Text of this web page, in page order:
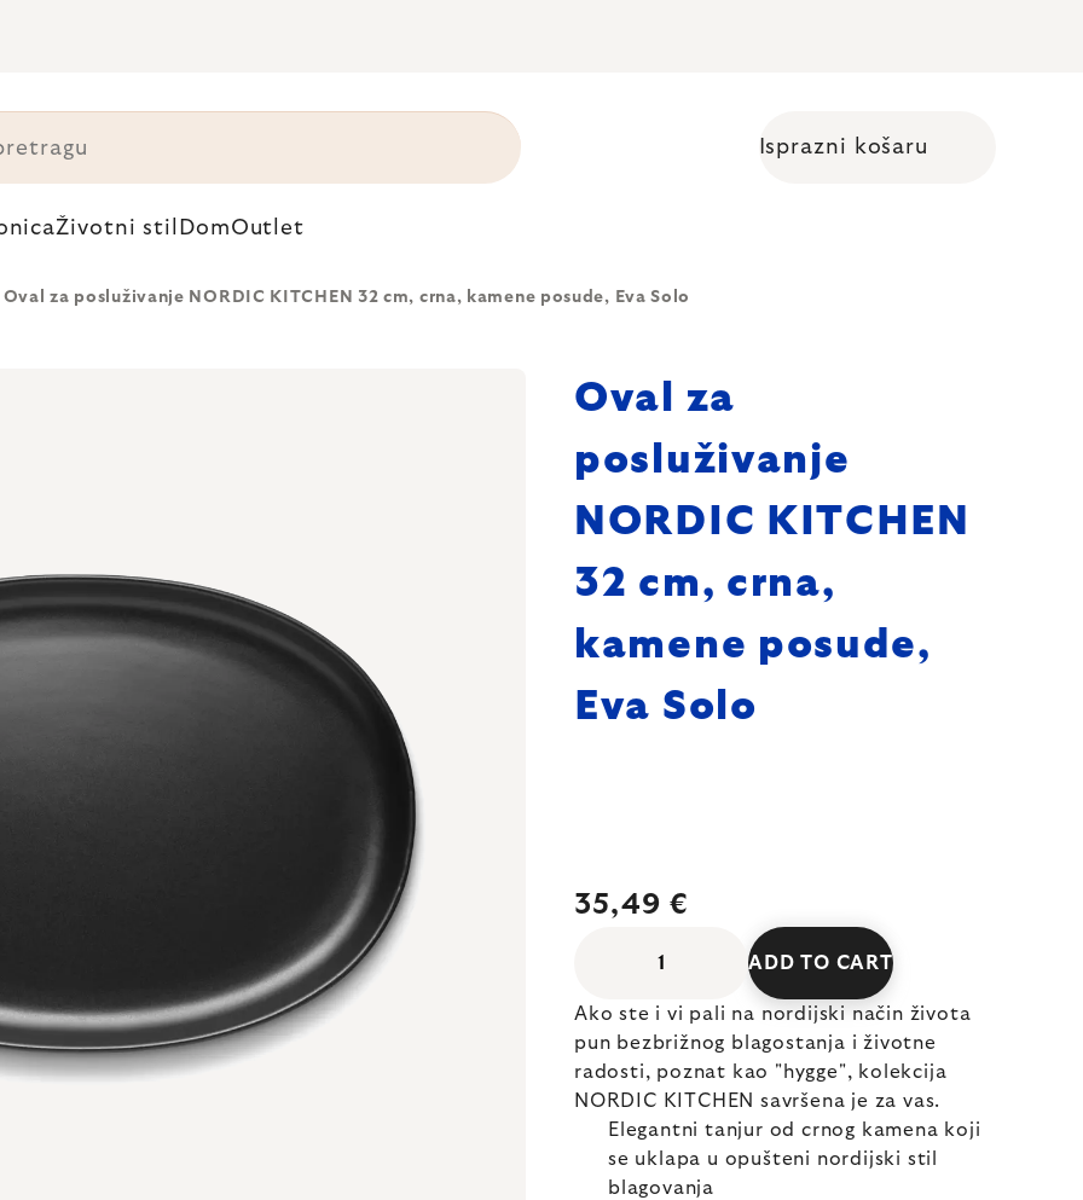
Isprazni košaru
Životni stil DomOutlet
Oval za posluživanje NORDIC KITCHEN 32 cm, crna, kamene posude, Eva Solo
Oval za
posluživanje
NORDIC KITCHEN
32 cm, crna,
kamene posude,
Eva Solo
35,49 €
ADD TO CART
Ako ste i vi pali na nordijski način života
pun bezbrižnog blagostanja i životne
radosti, poznat kao "hygge", kolekcija
NORDIC KITCHEN savršena je za vas.
Elegantni tanjur od crnog kamena koji
se uklapa u opušteni nordijski stil
blagovanja